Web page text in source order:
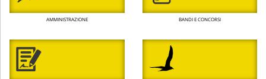
AMMINISTRAZIONE BANDI E CONCORSI